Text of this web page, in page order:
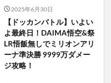
2025年6月30日
【ドッカンバトル】いよい
よ最終日！DAIMA悟空&祭
LR悟飯無しでミリオンアリ
ーナ準決勝 9999万ダメー
ジ攻略！